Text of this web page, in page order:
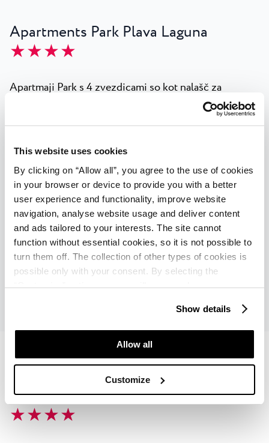
This website uses cookies
By clicking on “Allow all”, you agree to the use of cookies
in your browser or device to provide you with a better
user experience and functionality, improve website
navigation, analyse website usage and deliver content
and ads tailored to your interests. The site cannot
function without essential cookies, so it is not possible to
turn them off. The collection of other types of cookies is
possible only with your consent. By selecting the
“Customise” option, a menu will appear where you can
which purposes we may process your data. You can
manage your “Details” selection in your browser at any
Show details
Allow all
Customize
Apartments Park Plava Laguna
★ ★ ★ ★
Apartmaji Park s 4 zvezdicami so kot nalašč za
družino ali skupino prijateljev in se nahajajo v bujnem
mediteranskem zelenju v sklopu Park Resorta.
opremljeno kuhinjo. Privoščite si miren zajtrk na
terasi, nato pa se odpravite na kopanje ali raziskovanje
aktivnosti v Resortu.
Vsi apartmaji so klimatizirani, z WiFi omrežjem,
satelitsko TV in sefom.
Classic apartmaji
Preveri dostopnost
Villas Park Plava Laguna
★ ★ ★ ★